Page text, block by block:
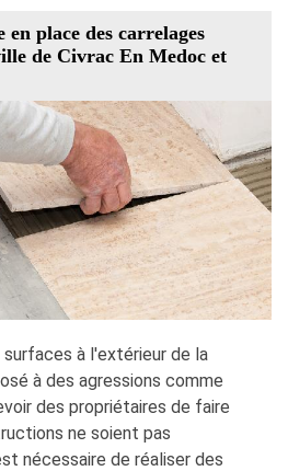
place des carrelages
de Civrac En Medoc et
à l'extérieur de la
à des agressions comme
des propriétaires de faire
ne soient pas
nécessaire de réaliser des